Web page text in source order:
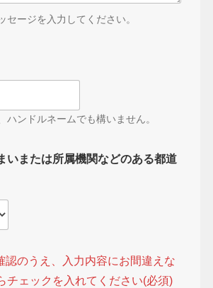
ージを入力してください。
ンドルネームでも構いません。
いまたは所属機関などのある都道
認のうえ、入力内容にお間違えな
チェックを入れてください(必須)